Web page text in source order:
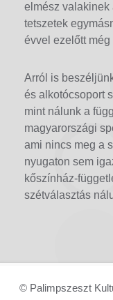
elmész valakinek
tetszetek
évvel ezelőtt
Arról is
és alkotócsoport
mint nálunk a
magyarországi
ami nincs meg a
nyugaton sem
kőszínház-
szétválasztás
© Palimpszeszt